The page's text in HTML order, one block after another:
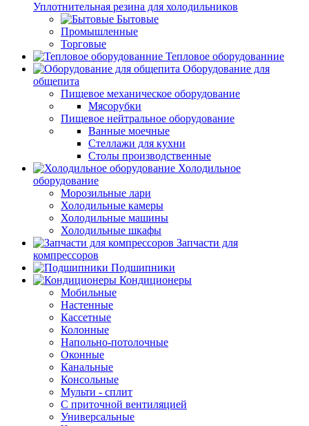
Уплотнительная резина для холодильников
Бытовые
Промышленные
Торговые
Тепловое оборудованние
Оборудование для
общепита
Пищевое механическое оборудование
Мясорубки
Пищевое нейтральное оборудование
Ванные моечные
Стеллажи для кухни
Столы производственные
Холодильное
оборудование
Морозильные лари
Холодильные камеры
Холодильные машины
Холодильные шкафы
Запчасти для
компрессоров
Подшипники
Кондиционеры
Мобильные
Настенные
Кассетные
Колонные
Напольно-потолочные
Оконные
Канальные
Консольные
Мульти - сплит
С приточной вентиляцией
Универсальные